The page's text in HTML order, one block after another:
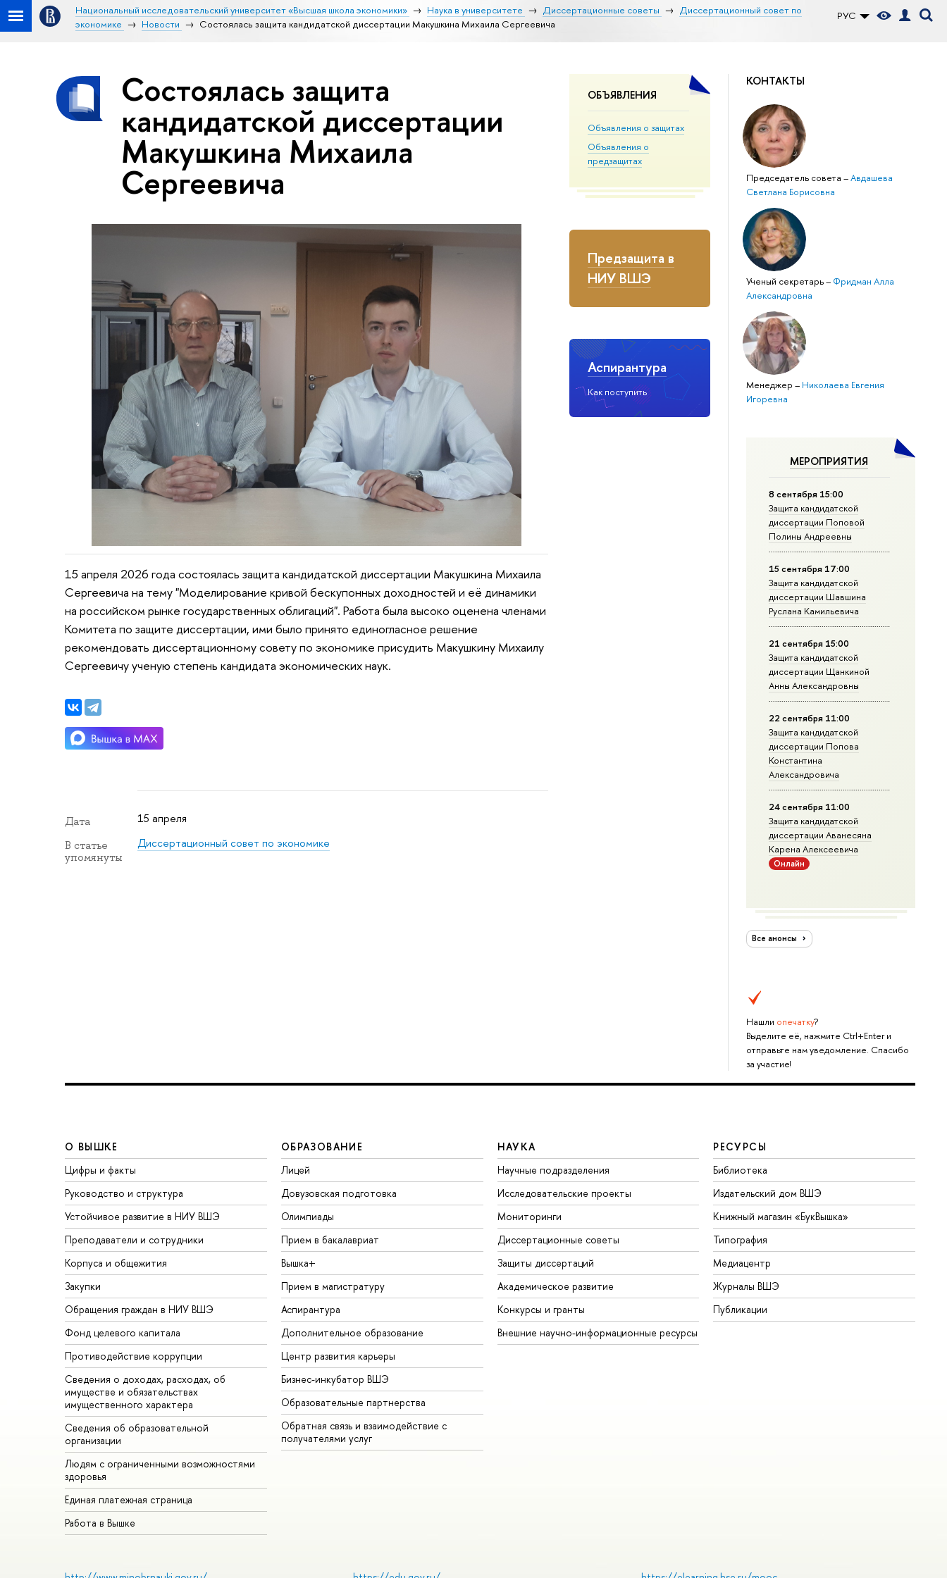
РУС
Национальный исследовательский университет «Высшая школа экономики» Наука в университете Диссертационные советы
Диссертационный совет по
экономике
Новости Состоялась защита кандидатской диссертации Макушкина Михаила Сергеевича
ОБЪЯВЛЕНИЯ
Объявления о защитах
Объявления о
предзащитах
Предзащита в
НИУ ВШЭ
Аспирантура
Как поступить
КОНТАКТЫ
Председатель совета–Авдашева
Светлана Борисовна
Ученый секретарь– Фридман Алла
Александровна
Менеджер– Николаева Евгения
Игоревна
МЕРОПРИЯТИЯ
8 сентября 15:00
Защита кандидатской
диссертации Поповой
Полины Андреевны
15 сентября 17:00
Защита кандидатской
диссертации Шавшина
Руслана Камильевича
21 сентября 15:00
Защита кандидатской
диссертации Щанкиной
Анны Александровны
22 сентября 11:00
Защита кандидатской
диссертации Попова
Константина
Александровича
24 сентября 11:00
Защита кандидатской
диссертации Аванесяна
Карена Алексеевича
Онлайн
Все анонсы
Нашли опечатку?
Выделите её, нажмите Ctrl+Enter и
отправьте нам уведомление. Спасибо
за участие!
Состоялась защита
кандидатской диссертации
Макушкина Михаила
Сергеевича
15 апреля 2026 года состоялась защита кандидатской диссертации Макушкина Михаила
Сергеевича на тему "Моделирование кривой бескупонных доходностей и её динамики
на российском рынке государственных облигаций". Работа была высоко оценена членами
Комитета по защите диссертации, ими было принято единогласное решение
рекомендовать диссертационному совету по экономике присудить Макушкину Михаилу
Сергеевичу ученую степень кандидата экономических наук.
Дата 15 апреля
В статье
упомянуты
Диссертационный совет по экономике
О ВЫШКЕ
Цифры и факты
Руководство и структура
Устойчивое развитие в НИУ ВШЭ
Преподаватели и сотрудники
Корпуса и общежития
Закупки
Обращения граждан в НИУ ВШЭ
Фонд целевого капитала
Противодействие коррупции
Сведения о доходах, расходах, об
имуществе и обязательствах
имущественного характера
Сведения об образовательной
организации
Людям с ограниченными возможностями
здоровья
Единая платежная страница
Работа в Вышке
ОБРАЗОВАНИЕ
Лицей
Довузовская подготовка
Олимпиады
Прием в бакалавриат
Вышка+
Прием в магистратуру
Аспирантура
Дополнительное образование
Центр развития карьеры
Бизнес-инкубатор ВШЭ
Образовательные партнерства
Обратная связь и взаимодействие с
получателями услуг
НАУКА
Научные подразделения
Исследовательские проекты
Мониторинги
Диссертационные советы
Защиты диссертаций
Академическое развитие
Конкурсы и гранты
Внешние научно-информационные ресурсы
РЕСУРСЫ
Библиотека
Издательский дом ВШЭ
Книжный магазин «БукВышка»
Типография
Медиацентр
Журналы ВШЭ
Публикации